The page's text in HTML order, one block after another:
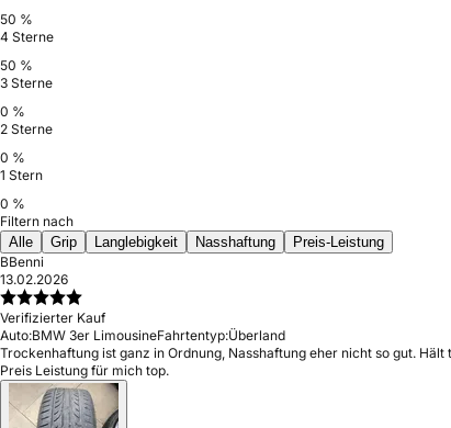
50 %
4 Sterne
50 %
3 Sterne
0 %
2 Sterne
0 %
1 Stern
0 %
Filtern nach
Alle
Grip Langlebigkeit Nasshaftung
Preis-Leistung
BBenni
13.02.2026
Verifizierter Kauf
Auto:BMW 3er LimousineFahrtentyp:Überland
Trockenhaftung ist ganz in Ordnung, Nasshaftung eher nicht so gut.
Preis Leistung für mich top.